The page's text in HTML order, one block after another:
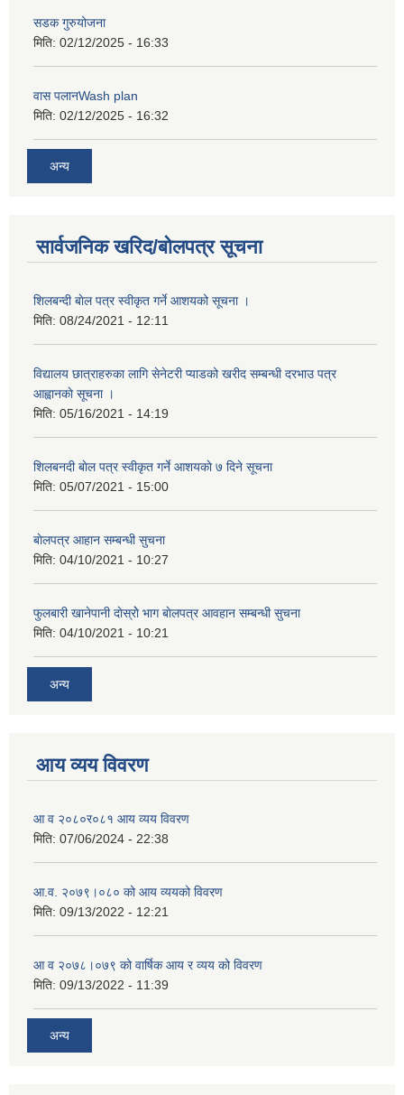
सडक गुरुयोजना
मिति: 02/12/2025 - 16:33
वास पलानWash plan
मिति: 02/12/2025 - 16:32
अन्य
सार्वजनिक खरिद/बोलपत्र सूचना
शिलबन्दी बाेल पत्र स्वीकृत गर्ने आशयको सूचना ।
मिति: 08/24/2021 - 12:11
विद्यालय छात्राहरुका लागि सेनेटरी प्याडको खरीद सम्बन्धी दरभाउ पत्र
आह्वानकाे सूचना ।
मिति: 05/16/2021 - 14:19
शिलबनदी बाेल पत्र स्वीकृत गर्ने आशयकाे ७ दिने सूचना
मिति: 05/07/2021 - 15:00
बाेलपत्र आहान सम्बन्धी सुचना
मिति: 04/10/2021 - 10:27
फुलबारी खानेपानी दाेस्राेे भाग बाेलपत्र आवहान सम्बन्धी सुचना
मिति: 04/10/2021 - 10:21
अन्य
आय व्यय विवरण
आ व २०८०र०८१ आय व्यय विवरण
मिति: 07/06/2024 - 22:38
आ.व. २०७९।०८० को आय व्ययको विवरण
मिति: 09/13/2022 - 12:21
आ‍ व २०७८।०७९ को वार्षिक आय र व्यय को विवरण
मिति: 09/13/2022 - 11:39
अन्य